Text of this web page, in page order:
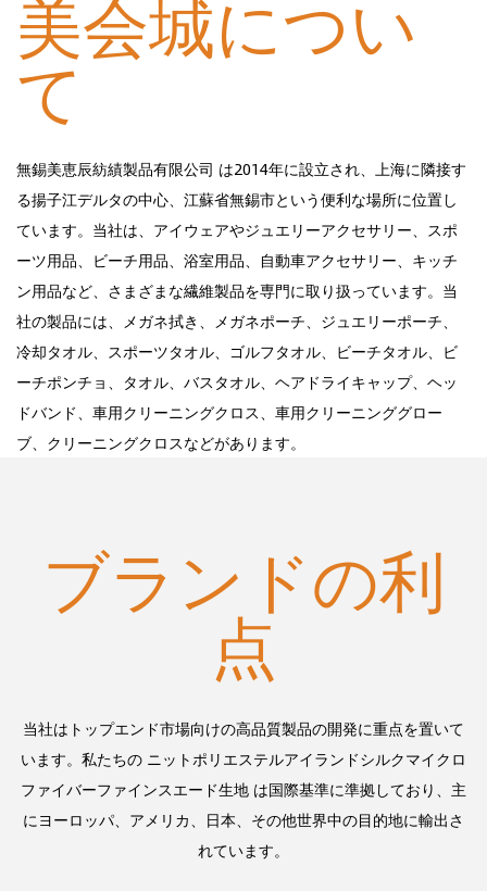
美会城につい
て
無錫美恵辰紡績製品有限公司 は2014年に設立され、上海に隣接す
る揚子江デルタの中心、江蘇省無錫市という便利な場所に位置し
ています。当社は、アイウェアやジュエリーアクセサリー、スポ
ーツ用品、ビーチ用品、浴室用品、自動車アクセサリー、キッチ
ン用品など、さまざまな繊維製品を専門に取り扱っています。当
社の製品には、メガネ拭き、メガネポーチ、ジュエリーポーチ、
冷却タオル、スポーツタオル、ゴルフタオル、ビーチタオル、ビ
ーチポンチョ、タオル、バスタオル、ヘアドライキャップ、ヘッ
ドバンド、車用クリーニングクロス、車用クリーニンググロー
ブ、クリーニングクロスなどがあります。
ブランドの利
点
当社はトップエンド市場向けの高品質製品の開発に重点を置いて
います。私たちの ニットポリエステルアイランドシルクマイクロ
ファイバーファインスエード生地 は国際基準に準拠しており、主
にヨーロッパ、アメリカ、日本、その他世界中の目的地に輸出さ
れています。